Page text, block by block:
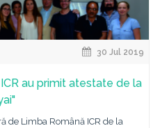
30 Jul 2019
au primit atestate de la
de Limba Română ICR de la